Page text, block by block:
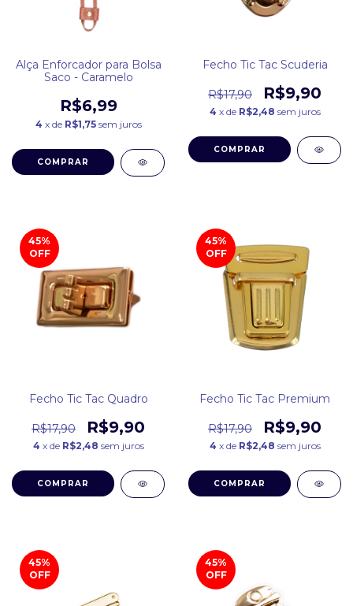
Alça Enforcador para Bolsa
Saco - Caramelo
R$6,99
4 x de R$1,75 sem juros
COMPRAR
Fecho Tic Tac Scuderia
R$17,90 R$9,90
4 x de R$2,48 sem juros
COMPRAR
45%
OFF
Fecho Tic Tac Quadro
R$17,90 R$9,90
4 x de R$2,48 sem juros
COMPRAR
45%
OFF
Fecho Tic Tac Premium
R$17,90 R$9,90
4 x de R$2,48 sem juros
COMPRAR
45%
OFF
45%
OFF